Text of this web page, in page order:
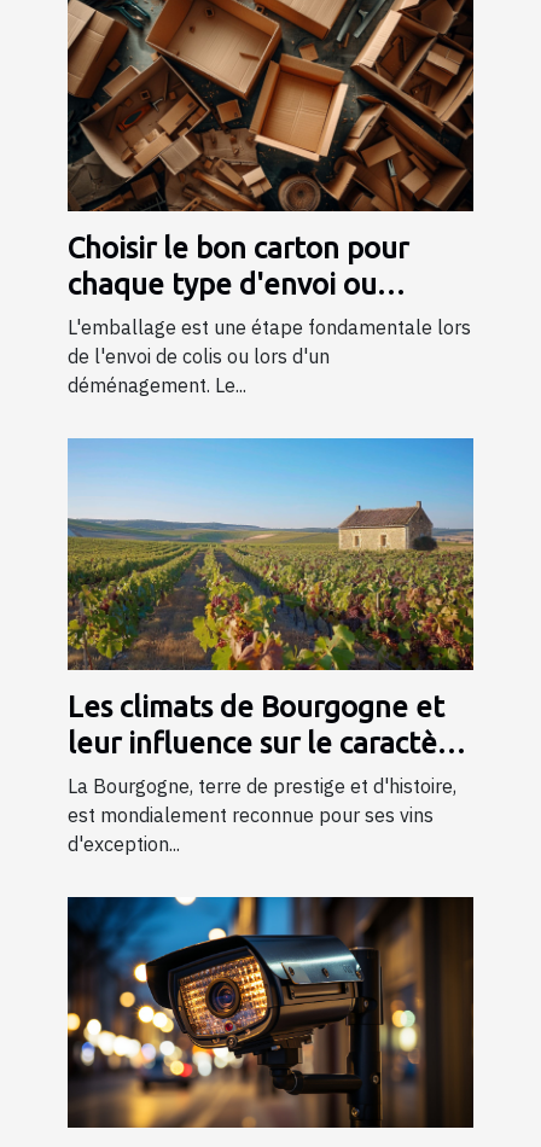
Choisir le bon carton pour
chaque type d'envoi ou
déménagement
L'emballage est une étape fondamentale lors
de l'envoi de colis ou lors d'un
déménagement. Le...
Les climats de Bourgogne et
leur influence sur le caractère
du vin
La Bourgogne, terre de prestige et d'histoire,
est mondialement reconnue pour ses vins
d'exception...